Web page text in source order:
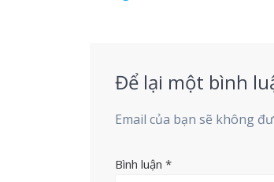
hướng
viếtĐể lại một bình
Email của bạn sẽ không
Bình luận